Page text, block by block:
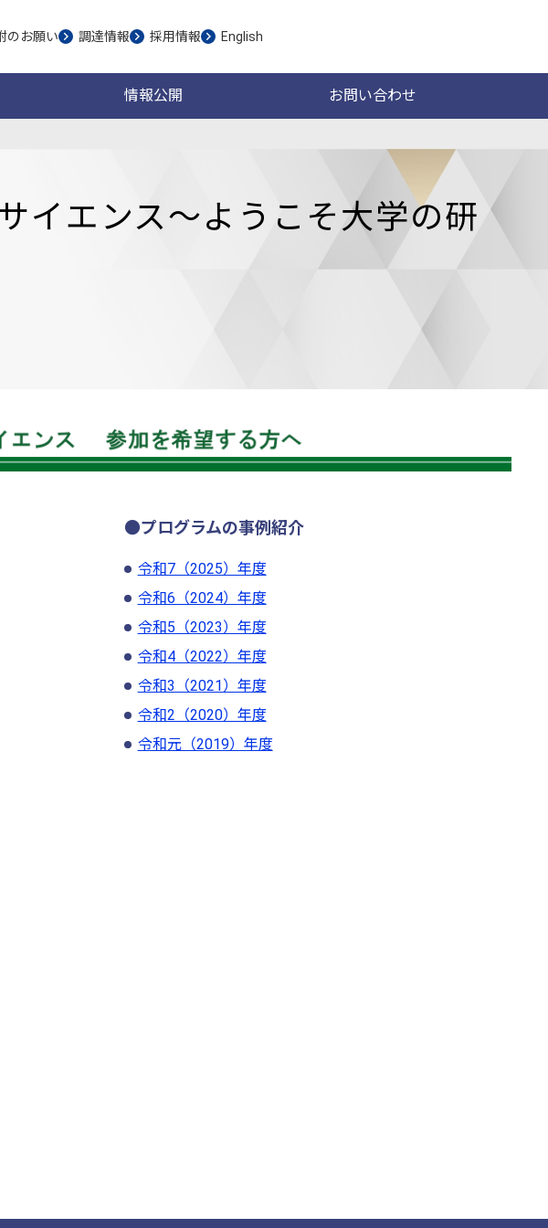
情報公開 お問い合わせ
のお願い 調達情報 採用情報 English
イエンス～ようこそ大学の研
●プログラムの事例紹介
令和7（2025）年度
令和6（2024）年度
令和5（2023）年度
令和4（2022）年度
令和3（2021）年度
令和2（2020）年度
令和元（2019）年度